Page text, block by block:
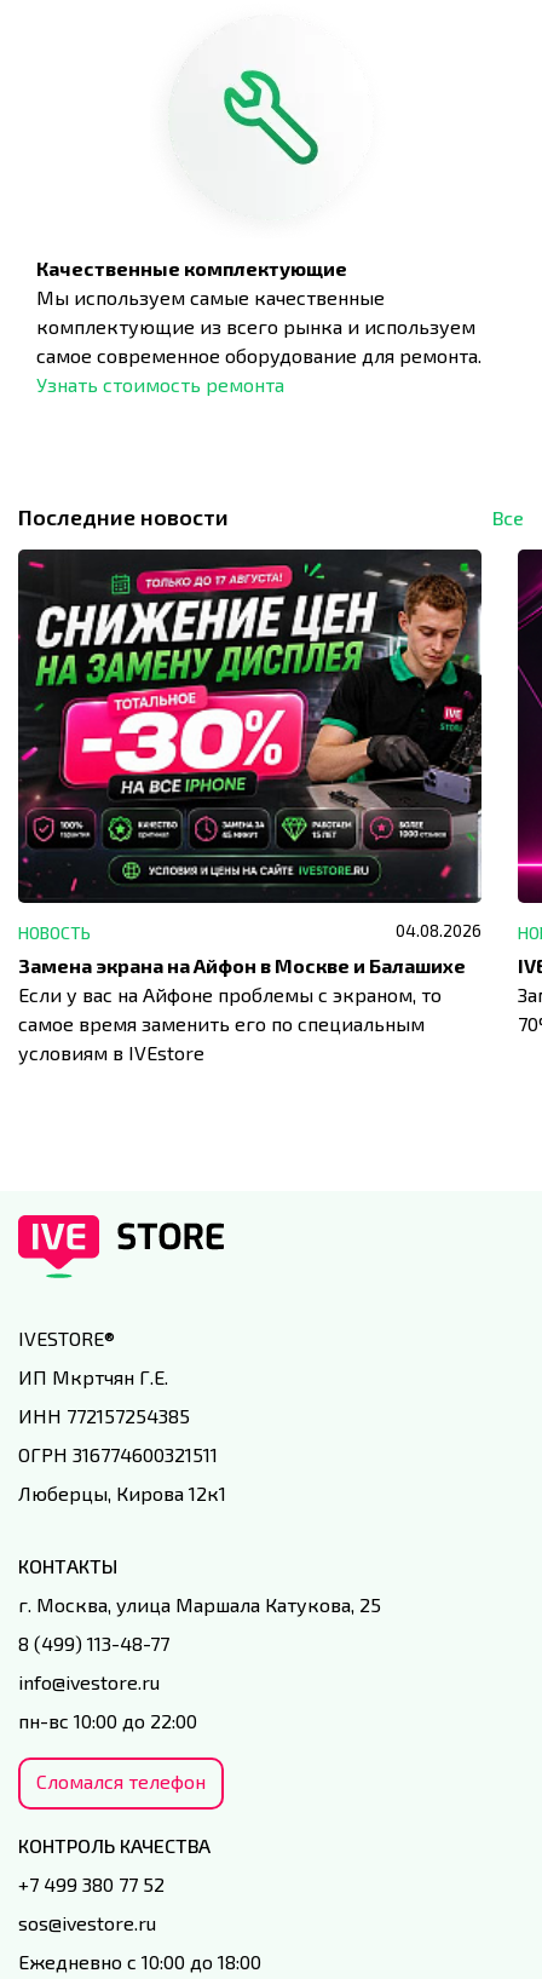
Качественные комплектующие
Мы используем самые качественные
комплектующие из всего рынка и используем
самое современное оборудование для ремонта.
Узнать стоимость ремонта
Последние новости Все
НОВОСТЬ 04.08.2026
Замена экрана на Айфон в Москве и Балашихе
Если у вас на Айфоне проблемы с экраном, то
самое время заменить его по специальным
условиям в IVEstore
IVESTORE®
ИП Мкртчян Г.Е.
ИНН 772157254385
ОГРН 316774600321511
Люберцы, Кирова 12к1
КОНТАКТЫ
г. Москва, улица Маршала Катукова, 25
8 (499) 113-48-77
info@ivestore.ru
пн-вс 10:00 до 22:00
Сломался телефон
КОНТРОЛЬ КАЧЕСТВА
+7 499 380 77 52
sos@ivestore.ru
Ежедневно с 10:00 до 18:00